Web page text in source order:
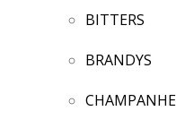
BITTERS
BRANDYS